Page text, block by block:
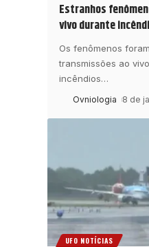
Estranhos
vivo durante
Os fenômenos
transmissões ao
incêndios…
Ovniologia 8 de
UFO NOTÍCIAS